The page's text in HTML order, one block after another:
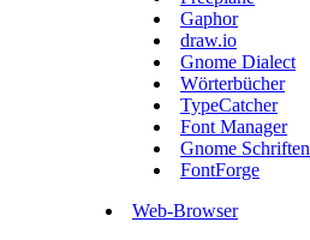
Gaphor
draw.io
Gnome Dialect
Wörterbücher
TypeCatcher
Font Manager
Gnome Schriften
FontForge
Web-Browser